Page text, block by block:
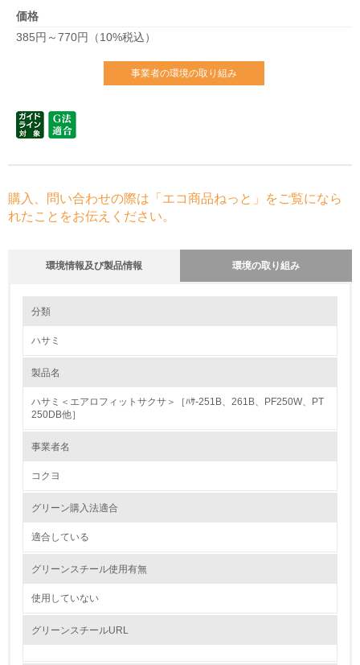
価格
385円～770円（10%税込）
事業者の環境の取り組み
購入、問い合わせの際は「エコ商品ねっと」をご覧になら
れたことをお伝えください。
環境情報及び製品情報 環境の取り組み
1.環境取り組み体制
環境方針を持っている
環境対応の責任体制を定めている
環境問題に関する従業員教育を行っている
自社に関係する主要な環境法規制を把握し、順守している
分類
ハサミ
製品名
ハサミ＜エアロフィットサクサ＞［ﾊｻ-251B、261B、PF250W、PT
250DB他］
事業者名
コクヨ
グリーン購入法適合
適合している
グリーンスチール使用有無
使用していない
グリーンスチールURL